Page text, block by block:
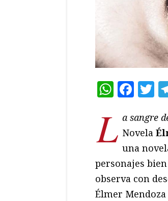
L a sangre
Novela
una
personajes
observa con
Élmer